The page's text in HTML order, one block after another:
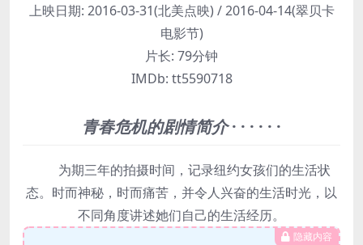
上映日期: 2016-03-31(北美点映) / 2016-04-14(翠贝卡
电影节)
片长: 79分钟
IMDb: tt5590718
青春危机的剧情简介· · · · · ·
为期三年的拍摄时间，记录纽约女孩们的生活状
态。时而神秘，时而痛苦，并令人兴奋的生活时光，以
不同角度讲述她们自己的生活经历。
隐藏内容